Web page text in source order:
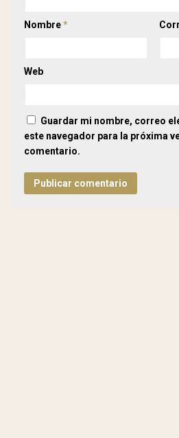
Nombre*
Web
Guardar mi nombre, correo
este navegador para la próxima
comentario.